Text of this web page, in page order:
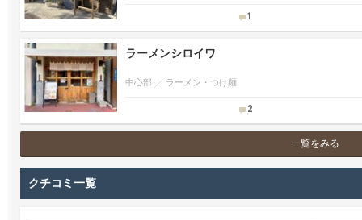
1
ラーメンシロイワ
中心部 ラーメン・つけ麺
2
一覧をみる
クチコミ一覧